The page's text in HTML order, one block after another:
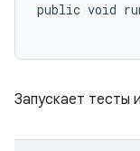
public void
Запускает тесты